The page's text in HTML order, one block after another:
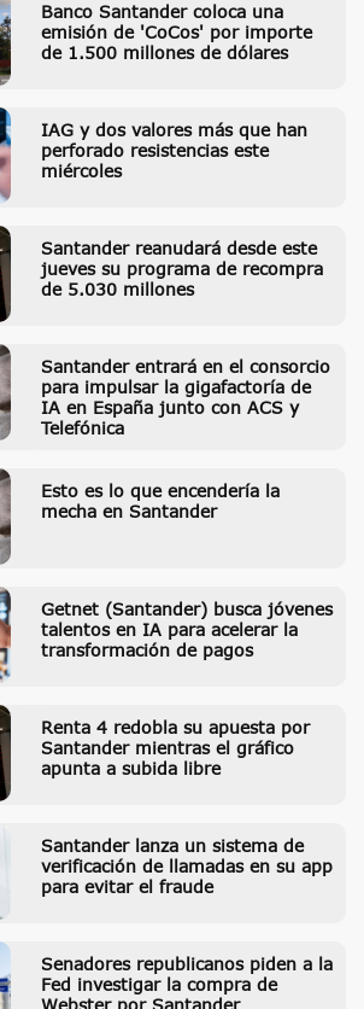
Banco Santander coloca una
emisión de 'CoCos' por importe
de 1.500 millones de dólares
IAG y dos valores más que han
perforado resistencias este
miércoles
Santander reanudará desde este
jueves su programa de recompra
de 5.030 millones
Santander entrará en el consorcio
para impulsar la gigafactoría de
IA en España junto con ACS y
Telefónica
Esto es lo que encendería la
mecha en Santander
Getnet (Santander) busca jóvenes
talentos en IA para acelerar la
transformación de pagos
Renta 4 redobla su apuesta por
Santander mientras el gráfico
apunta a subida libre
Santander lanza un sistema de
verificación de llamadas en su app
para evitar el fraude
Senadores republicanos piden a la
Fed investigar la compra de
Webster por Santander